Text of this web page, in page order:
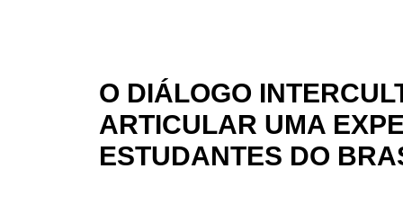
O DIÁLOGO
ARTICULAR UMA
ESTUDANTES DO